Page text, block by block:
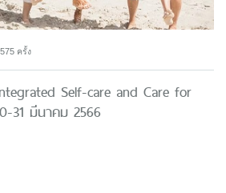
ครั้ง
Self-care and Care for
31 มีนาคม 2566